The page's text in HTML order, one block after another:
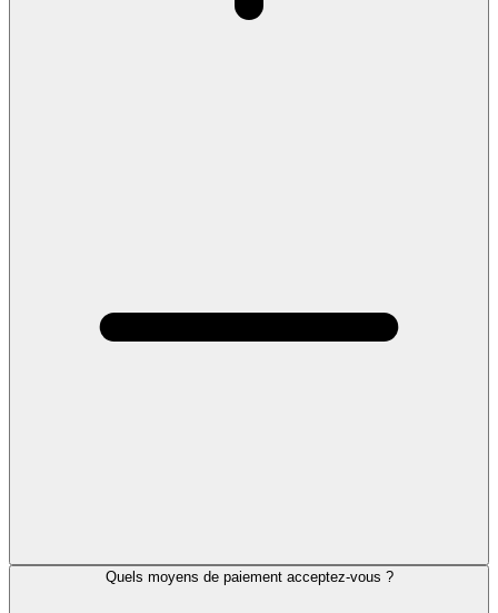
Quels moyens de paiement acceptez-vous ?